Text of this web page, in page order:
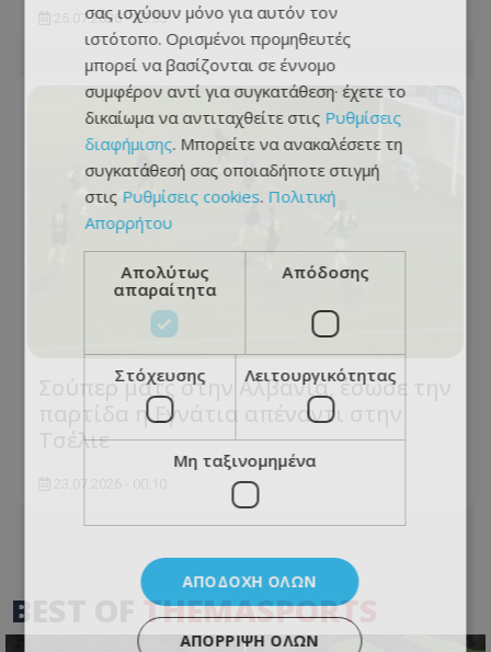
25.07.2026 - 20:55
Σούπερ ματς στην Αλβανία, έσωσε την
παρτίδα η Εγνάτια απέναντι στην
Τσέλιε
BEST OF THEMASPORTS
σας ισχύουν μόνο για αυτόν τον
ιστότοπο. Ορισμένοι προμηθευτές
μπορεί να βασίζονται σε έννομο
συμφέρον αντί για συγκατάθεση· έχετε το
δικαίωμα να αντιταχθείτε στις Ρυθμίσεις
διαφήμισης. Μπορείτε να ανακαλέσετε τη
συγκατάθεσή σας οποιαδήποτε στιγμή
στις Ρυθμίσεις cookies. Πολιτική
Απορρήτου
Απολύτως
απαραίτητα
Απόδοσης
Στόχευσης Λειτουργικότητας
Μη ταξινομημένα
ΑΠΟΔΟΧΉ ΌΛΩΝ
ΑΠΌΡΡΙΨΗ ΌΛΩΝ